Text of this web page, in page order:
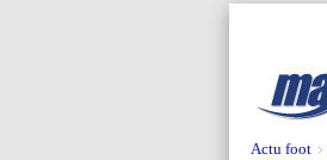
Actu foot >